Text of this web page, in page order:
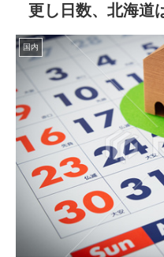
更し日数、北海道
国内